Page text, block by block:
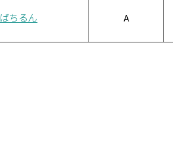
ばちるん A